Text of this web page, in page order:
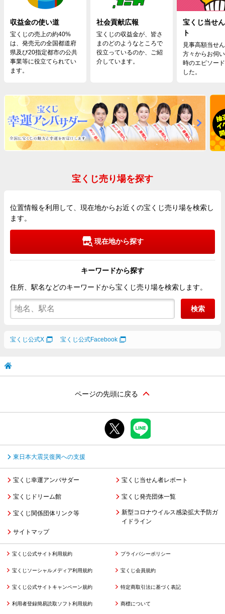
収益金の使い道
宝くじの売上の約40%
は、発売元の全国都道府
県及び20指定都市の公共
事業等に役立てられてい
ます。
社会貢献広報
宝くじの収益金が、皆さ
まのどのようなところで
役立っているのか、ご紹
介しています。
宝くじ当せ
ト
見事高額当せ
方々からお伺
時のエピソー
した。
宝くじ売り場を探す
位置情報を利用して、現在地からお近くの宝くじ売り場を検索し
ます。
現在地から探す
キーワードから探す
住所、駅名などのキーワードから宝くじ売り場を検索します。
検索
宝くじ公式X 宝くじ公式Facebook
ページの先頭に戻る
東日本大震災復興への支援
宝くじ幸運アンバサダー 宝くじ当せん者レポート
宝くじドリーム館 宝くじ発売団体一覧
宝くじ関係団体リンク等
新型コロナウイルス感染拡大予防ガ
イドライン
サイトマップ
宝くじ公式サイト利用規約 プライバシーポリシー
宝くじソーシャルメディア利用規約 宝くじ会員規約
宝くじ公式サイトキャンペーン規約 特定商取引法に基づく表記
利用者登録簡易読取ソフト利用規約 商標について